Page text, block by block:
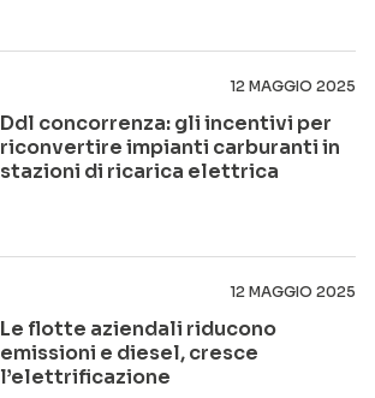
12 MAGGIO 2025
Ddl concorrenza: gli incentivi per
riconvertire impianti carburanti in
stazioni di ricarica elettrica
12 MAGGIO 2025
Le flotte aziendali riducono
emissioni e diesel, cresce
l’elettrificazione